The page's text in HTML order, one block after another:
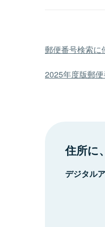
郵便番号検索に
2025年度版郵
住所に
デジタル